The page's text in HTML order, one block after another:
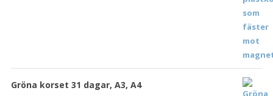
Gröna korset 31 dagar, A3, A4